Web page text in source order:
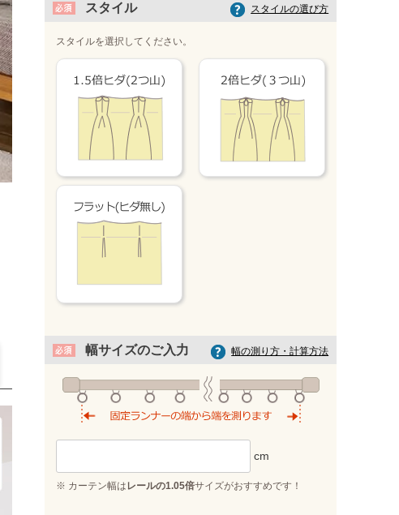
イエロー
スタイル スタイルの選び方
スタイルを選択してください。
幅サイズのご入力 幅の測り方・計算方法
※ カーテン幅は レールの1.05倍サイズがおすすめです！